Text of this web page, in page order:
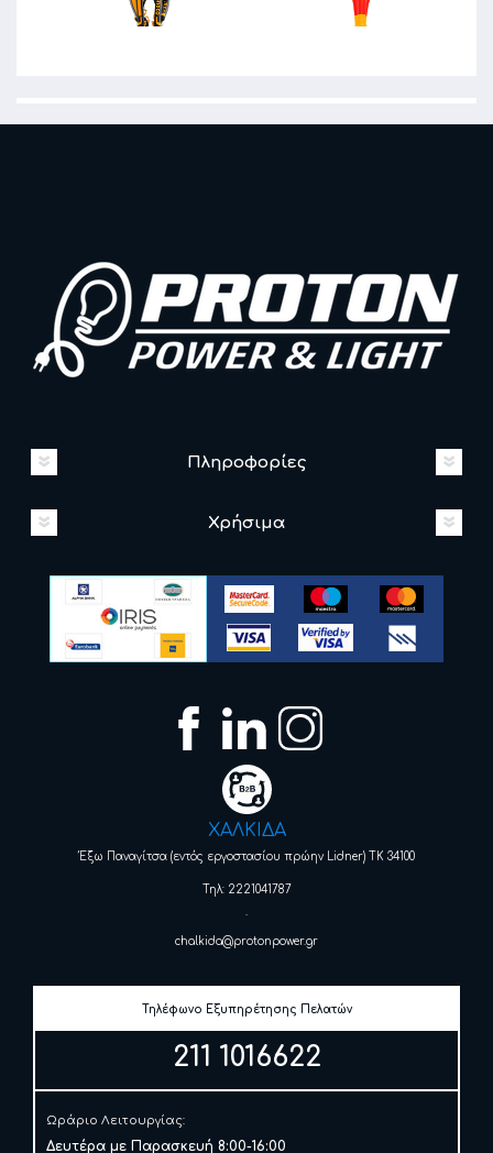
Πληροφορίες
Χρήσιμα
ΧΑΛΚΙΔΑ
Έξω Παναγίτσα (εντός εργοστασίου πρώην Lidner) ΤΚ 34100
Τηλ: 2221041787
chalkida@protonpower.gr
Τηλέφωνο Εξυπηρέτησης Πελατών
211 1016622
Ωράριο Λειτουργίας:
Δευτέρα με Παρασκευή 8:00-16:00